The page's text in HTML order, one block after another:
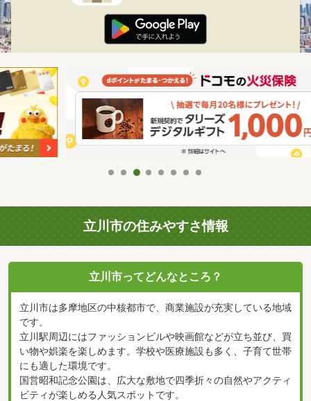
立川市の住みやすさ情報
立川市ってどんなところ？
立川市は多摩地区の中核都市で、商業施設が充実している地域
です。
立川駅周辺にはファッションビルや映画館などが立ち並び、買
い物や娯楽を楽しめます。学校や医療施設も多く、子育て世帯
にも適した環境です。
国営昭和記念公園は、広大な敷地で四季折々の自然やアクティ
ビティが楽しめる人気スポットです。